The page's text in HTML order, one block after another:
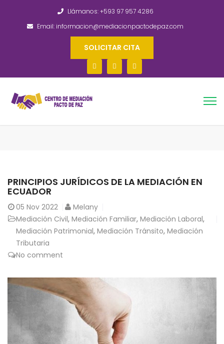
Llámanos: +593 97 957 4286
Email: informacion@mediacionpactodepaz.com
SOLICITAR CITA
PRINCIPIOS JURÍDICOS DE LA MEDIACIÓN EN
ECUADOR
05 Nov 2022
Melany
Mediación Civil, Mediación Familiar, Mediación Laboral,
Mediación Patrimonial, Mediación Tránsito, Mediación
Tributaria
No comment